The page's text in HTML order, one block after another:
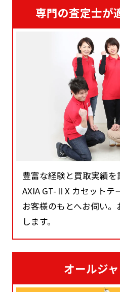
専門の査定士が
豊富な経験と買取実績
AXIA GT-ⅡX カセットテ
お客様のもとへお伺い
します。
オールジ